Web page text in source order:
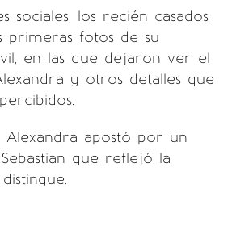
sociales, los recién casados
primeras fotos de su
en las que dejaron ver el
y otros detalles que
Alexandra apostó por un
que reflejó la